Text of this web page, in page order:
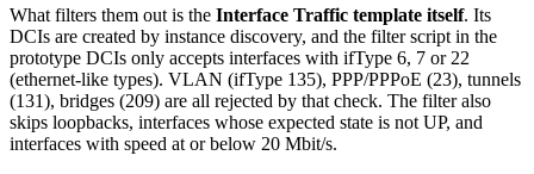
What filters them out is the Interface Traffic template itself. Its
DCIs are created by instance discovery, and the filter script in the
prototype DCIs only accepts interfaces with ifType 6, 7 or 22
(ethernet-like types). VLAN (ifType 135), PPP/PPPoE (23), tunnels
(131), bridges (209) are all rejected by that check. The filter also
skips loopbacks, interfaces whose expected state is not UP, and
interfaces with speed at or below 20 Mbit/s.